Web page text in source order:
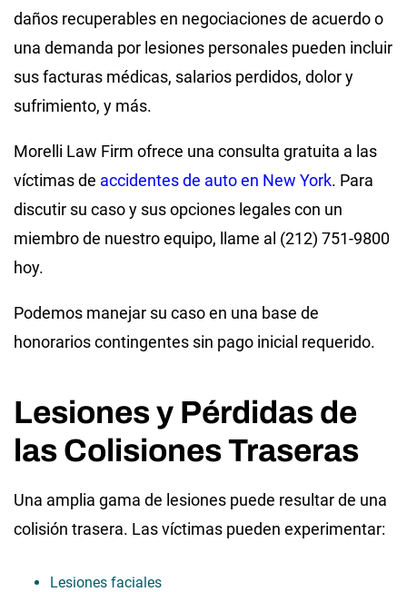
daños recuperables en negociaciones de acuerdo o
una demanda por lesiones personales pueden incluir
sus facturas médicas, salarios perdidos, dolor y
sufrimiento, y más.
Morelli Law Firm ofrece una consulta gratuita a las
víctimas de accidentes de auto en New York. Para
discutir su caso y sus opciones legales con un
miembro de nuestro equipo, llame al (212) 751-9800
hoy.
Podemos manejar su caso en una base de
honorarios contingentes sin pago inicial requerido.
Lesiones y Pérdidas de
las Colisiones Traseras
Una amplia gama de lesiones puede resultar de una
colisión trasera. Las víctimas pueden experimentar:
Lesiones faciales